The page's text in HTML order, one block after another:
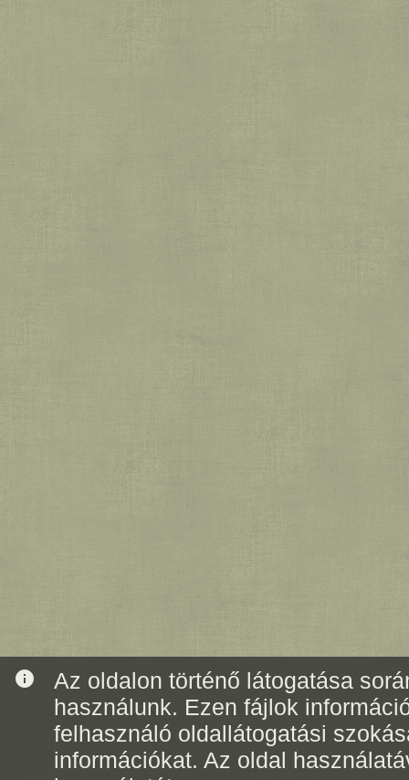
info
Az oldalon történő látogatása
használunk. Ezen fájlok
felhasználó oldallátogatási
információkat. Az oldal